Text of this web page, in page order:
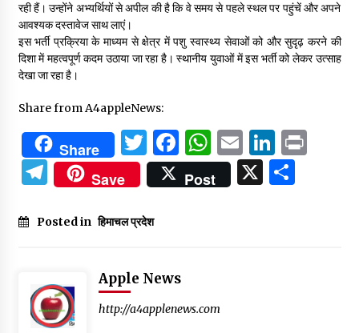
रही हैं। उन्होंने अभ्यर्थियों से अपील की है कि वे समय से पहले स्थल पर पहुंचें और अपने
आवश्यक दस्तावेज साथ लाएं।
इस भर्ती प्रक्रिया के माध्यम से क्षेत्र में पशु स्वास्थ्य सेवाओं को और सुदृढ़ करने की
दिशा में महत्वपूर्ण कदम उठाया जा रहा है। स्थानीय युवाओं में इस भर्ती को लेकर उत्साह
देखा जा रहा है।
Share from A4appleNews:
Share Twitter
Facebook
WhatsApp
Email
Telegram
Save Post X
Posted in हिमाचल प्रदेश
Apple News
http://a4applenews.com